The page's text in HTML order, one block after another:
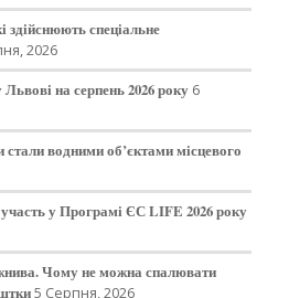
здійснюють спеціальне
2026
на серпень 2026 року 6
стали водними об’єктами місцевого
у Програмі ЄС LIFE 2026 року
Чому не можна спалювати
5 Серпня, 2026